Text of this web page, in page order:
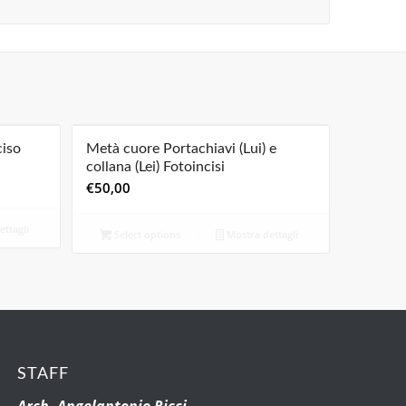
Metà cuore Portachiavi (Lui) e
collana (Lei) Fotoincisi
€50,00
STAFF